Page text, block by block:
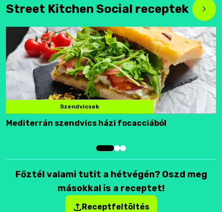
Street Kitchen Social receptek
Szendvicsek
Mediterrán szendvics házi focacciából
Főztél valami tutit a hétvégén? Oszd meg
másokkal is a receptet!
Receptfeltöltés